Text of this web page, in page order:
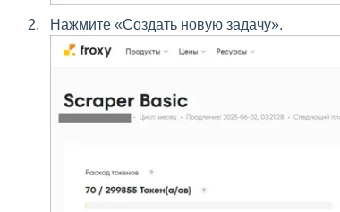
Нажмите «Создать новую задачу».